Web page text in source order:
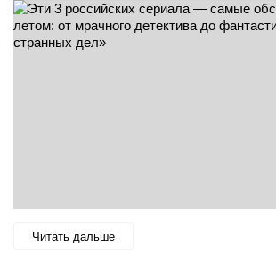
Читать дальше